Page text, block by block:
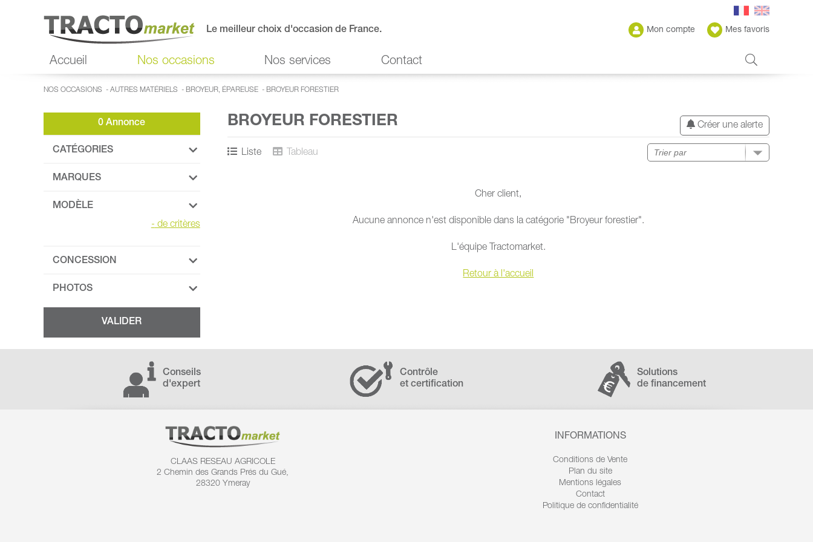
Le meilleur choix d'occasion de France. Mon compte Mes favoris
Accueil Nos occasions Nos services Contact
NOS OCCASIONS - AUTRES MATÉRIELS - BROYEUR, ÉPAREUSE - BROYEUR FORESTIER
0 Annonce
CATÉGORIES
MARQUES
MODÈLE
- de critères
CONCESSION
PHOTOS
Créer une alerte
BROYEUR FORESTIER
Liste Tableau
Cher client,
Aucune annonce n'est disponible dans la catégorie "Broyeur forestier".
L'équipe Tractomarket.
Retour à l'accueil
Conseils
d'expert
Contrôle
et certification
Solutions
de financement
CLAAS RESEAU AGRICOLE
2 Chemin desGrands Prés du Gué,
28320 Ymeray
INFORMATIONS
Conditions de Vente
Plan du site
Mentions légales
Contact
Politique de confidentialité